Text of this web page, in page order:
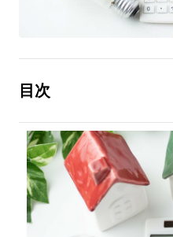
目次
2．冬に電気代が高くな
3．冬の電気代を節約す
4．太陽光発電システム